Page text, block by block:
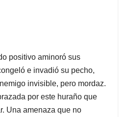
positivo aminoró sus
e invadió su pecho,
invisible, pero mordaz.
por este huraño que
Una amenaza que no